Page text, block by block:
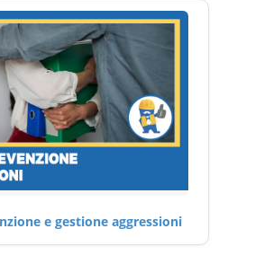
e gestione aggressioni